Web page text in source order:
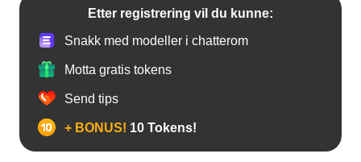
Etter registrering vil du kunne:
Snakk med modeller i chatterom
Motta gratis tokens
Send tips
+ BONUS! 10 Tokens!